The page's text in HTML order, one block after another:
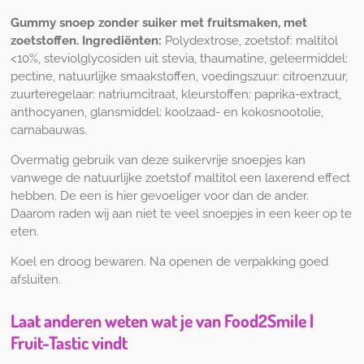
Gummy snoep zonder suiker met fruitsmaken, met
zoetstoffen. Ingrediënten: Polydextrose, zoetstof: maltitol
<10%, steviolglycosiden uit stevia, thaumatine, geleermiddel:
pectine, natuurlijke smaakstoffen, voedingszuur: citroenzuur,
zuurteregelaar: natriumcitraat, kleurstoffen: paprika-extract,
anthocyanen, glansmiddel: koolzaad- en kokosnootolie,
carnabauwas.
Overmatig gebruik van deze suikervrije snoepjes kan
vanwege de natuurlijke zoetstof maltitol een laxerend effect
hebben. De een is hier gevoeliger voor dan de ander.
Daarom raden wij aan niet te veel snoepjes in een keer op te
eten.
Koel en droog bewaren. Na openen de verpakking goed
afsluiten.
Laat anderen weten wat je van Food2Smile |
Fruit-Tastic vindt